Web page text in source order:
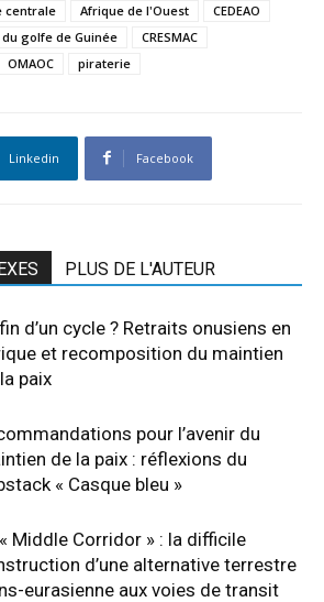
centrale Afrique de l'Ouest
CEDEAO
golfe de Guinée
CRESMAC
OMAOC piraterie
Linkedin Facebook
PLUS DE L'AUTEUR
d’un cycle ? Retraits onusiens en
et recomposition du maintien
paix
pour l’avenir du
de la paix : réflexions du
« Casque bleu »
Middle Corridor » : la difficile
d’une alternative terrestre
eurasienne aux voies de transit